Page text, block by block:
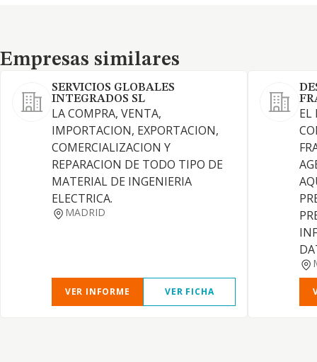
Empresas similares
Empresas similares
SERVICIOS GLOBALES
INTEGRADOS SL
LA COMPRA, VENTA,
IMPORTACION, EXPORTACION,
COMERCIALIZACION Y
REPARACION DE TODO TIPO DE
MATERIAL DE INGENIERIA
ELECTRICA.
MADRID
VER INFORME VER FICHA
EL